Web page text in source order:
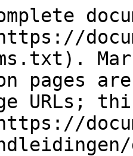
pages
URLs;